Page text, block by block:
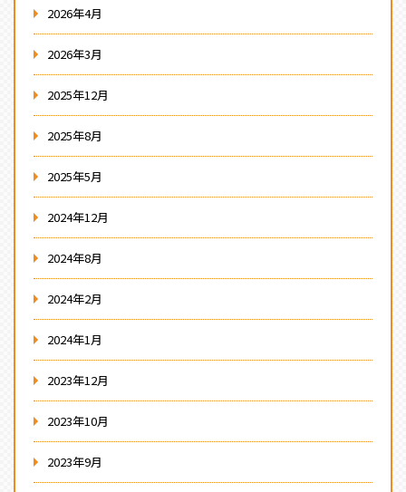
2026年4月
2026年3月
2025年12月
2025年8月
2025年5月
2024年12月
2024年8月
2024年2月
2024年1月
2023年12月
2023年10月
2023年9月